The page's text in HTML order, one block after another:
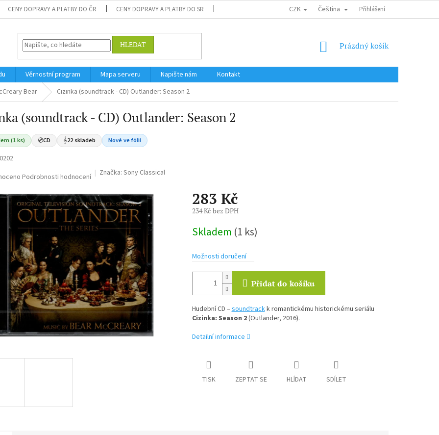
CENY DOPRAVY A PLATBY DO ČR CENY DOPRAVY A PLATBY DO SR DOPRAVA DO EU / INTERNATIONAL SHIPPING OBCHODNÍ PODMÍNKY
CZK Čeština Přihlášení
HLEDAT
NÁKUPNÍ
Prázdný košík
Věrnostní program Mapa serveru Napište nám
Kontakt
Bear
Cizinka (soundtrack - CD) Outlander: Season 2
(soundtrack - CD) Outlander: Season 2
(1 ks) 💿CD 𝄞22 skladeb Nové ve fólii
Podrobnosti hodnocení Značka: Sony Classical
283 Kč
234 Kč bez DPH
cena:
Skladem (1 ks)
Možnosti doručení
Přidat do košíku
Hudební CD –soundtrackk romantickému historickému seriálu
Cizinka: Season 2(Outlander, 2016).
Detailní informace
TISK ZEPTAT SE HLÍDAT SDÍLET